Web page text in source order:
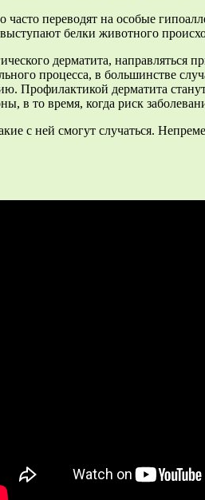
переводят на особые
белки животного
дерматита, направляться
процесса, в большинстве
Профилактикой дерматита
в то время, когда риск
с ней смогут случаться.